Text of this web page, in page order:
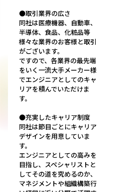
●取引業界の広さ
同社は医療機器、自動車、
半導体、食品、化粧品等
様々な業界のお客様と取引
がございます。
ですので、各業界の最先端
をいく一流大手メーカー様
でエンジニアとしてのキャ
リアを積んでいただけま
す。
●充実したキャリア制度
同社は節目ごとにキャリア
デザインを用意していま
す。
エンジニアとしての高みを
目指し、スペシャリストと
してその道を究めるのか、
マネジメントや組織構築行